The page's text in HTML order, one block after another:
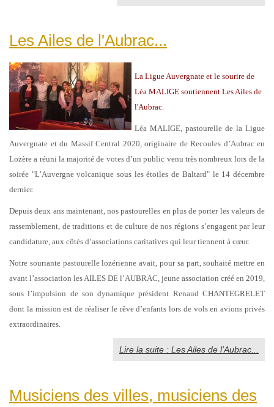
Les Ailes de l'Aubrac...
La Ligue Auvergnate et le sourire de
Léa MALIGE soutiennent Les Ailes de
l'Aubrac.
Léa MALIGE, pastourelle de la Ligue
Auvergnate et du Massif Central 2020, originaire de Recoules d’Aubrac en
Lozère a réuni la majorité de votes d’un public venu très nombreux lors de la
soirée "L’Auvergne volcanique sous les étoiles de Baltard" le 14 décembre
dernier.
Depuis deux ans maintenant, nos pastourelles en plus de porter les valeurs de
rassemblement, de traditions et de culture de nos régions s’engagent par leur
candidature, aux côtés d’associations caritatives qui leur tiennent à cœur.
Notre souriante pastourelle lozérienne avait, pour sa part, souhaité mettre en
avant l’association les AILES DE l’AUBRAC, jeune association créé en 2019,
sous l’impulsion de son dynamique président Renaud CHANTEGRELET
dont la mission est de réaliser le rêve d’enfants lors de vols en avions privés
extraordinaires.
Lire la suite : Les Ailes de l'Aubrac...
Musiciens des villes, musiciens des